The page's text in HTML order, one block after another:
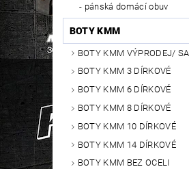
pánská domácí obuv
BOTY KMM
BOTY KMM VÝPRODEJ/
BOTY KMM 3 DÍRKOVÉ
BOTY KMM 6 DÍRKOVÉ
BOTY KMM 8 DÍRKOVÉ
BOTY KMM 10 DÍRKOVÉ
BOTY KMM 14 DÍRKOVÉ
BOTY KMM BEZ OCELI